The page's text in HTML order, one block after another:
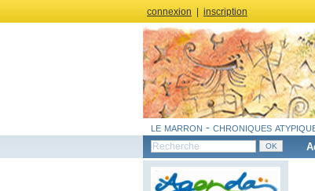
connexion inscription
le marron - chroniques